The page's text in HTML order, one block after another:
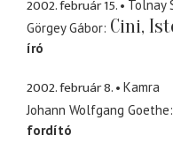
2002. február 15.
Tolnay
Görgey Gábor Cini,
író
2002. február 8.
Kamra
Johann Wolfgang Goethe
fordító